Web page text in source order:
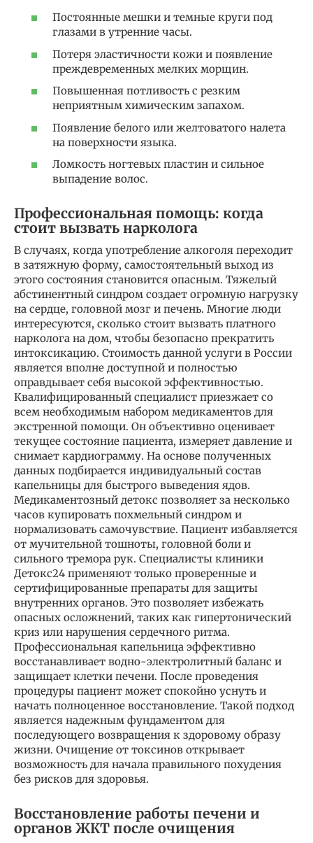
Постоянные мешки и темные круги под
глазами в утренние часы.
Потеря эластичности кожи и появление
преждевременных мелких морщин.
Повышенная потливость с резким
неприятным химическим запахом.
Появление белого или желтоватого налета
на поверхности языка.
Ломкость ногтевых пластин и сильное
выпадение волос.
Профессиональная помощь: когда
стоит вызвать нарколога
В случаях, когда употребление алкоголя переходит
в затяжную форму, самостоятельный выход из
этого состояния становится опасным. Тяжелый
абстинентный синдром создает огромную нагрузку
на сердце, головной мозг и печень. Многие люди
интересуются, сколько стоит вызвать платного
нарколога на дом, чтобы безопасно прекратить
интоксикацию. Стоимость данной услуги в России
является вполне доступной и полностью
оправдывает себя высокой эффективностью.
Квалифицированный специалист приезжает со
всем необходимым набором медикаментов для
экстренной помощи. Он объективно оценивает
текущее состояние пациента, измеряет давление и
снимает кардиограмму. На основе полученных
данных подбирается индивидуальный состав
капельницы для быстрого выведения ядов.
Медикаментозный детокс позволяет за несколько
часов купировать похмельный синдром и
нормализовать самочувствие. Пациент избавляется
от мучительной тошноты, головной боли и
сильного тремора рук. Специалисты клиники
Детокс24 применяют только проверенные и
сертифицированные препараты для защиты
внутренних органов. Это позволяет избежать
опасных осложнений, таких как гипертонический
криз или нарушения сердечного ритма.
Профессиональная капельница эффективно
восстанавливает водно-электролитный баланс и
защищает клетки печени. После проведения
процедуры пациент может спокойно уснуть и
начать полноценное восстановление. Такой подход
является надежным фундаментом для
последующего возвращения к здоровому образу
жизни. Очищение от токсинов открывает
возможность для начала правильного похудения
без рисков для здоровья.
Восстановление работы печени и
органов ЖКТ после очищения